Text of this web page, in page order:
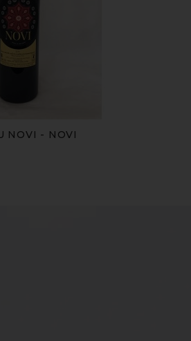
NOVI - NOVI